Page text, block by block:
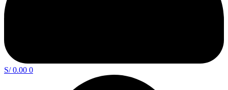
S/0.00 0